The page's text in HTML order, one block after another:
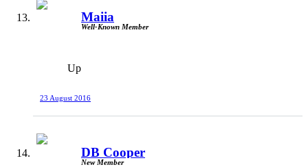
Maiia
Well-Known Member
Up
23 August 2016
DB Cooper
New Member